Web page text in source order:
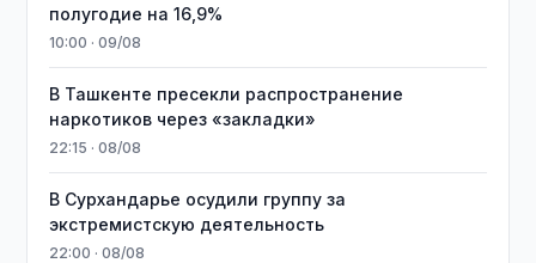
полугодие на 16,9%
10:00 · 09/08
В Ташкенте пресекли распространение
наркотиков через «закладки»
22:15 · 08/08
В Сурхандарье осудили группу за
экстремистскую деятельность
22:00 · 08/08